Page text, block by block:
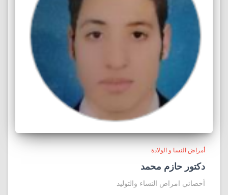
أمراض النسا و الولادة
دكتور حازم محمد
أخصائي امراض النساء والتوليد